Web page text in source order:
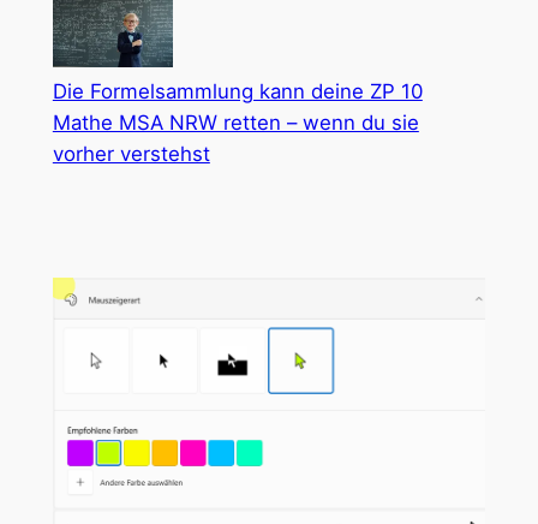
Die Formelsammlung kann deine ZP 10
Mathe MSA NRW retten – wenn du sie
vorher verstehst